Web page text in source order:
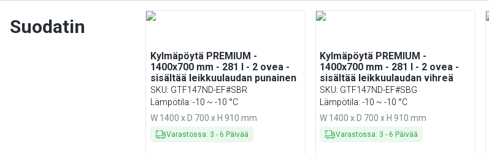
Suodatin
Kylmäpöytä PREMIUM -
1400x700 mm - 281 l - 2 ovea -
sisältää leikkuulaudan punainen
SKU: GTF147ND-EF#SBR
Lämpötila: -10 ~ -10 °C
W 1400 x D 700 x H 910 mm
Varastossa: 3 - 6 Päivää
Kylmäpöytä PREMIUM -
1400x700 mm - 281 l - 2 ovea -
sisältää leikkuulaudan vihreä
SKU: GTF147ND-EF#SBG
Lämpötila: -10 ~ -10 °C
W 1400 x D 700 x H 910 mm
Varastossa: 3 - 6 Päivää